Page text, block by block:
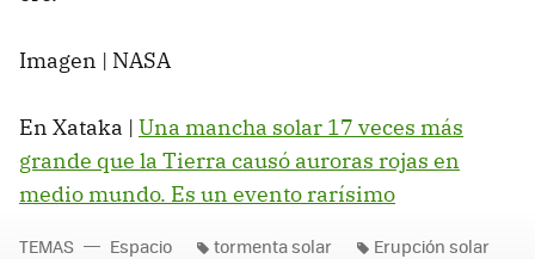
Imagen | NASA
En Xataka | Una mancha solar 17 veces más
grande que la Tierra causó auroras rojas en
medio mundo. Es un evento rarísimo
TEMAS Espacio tormenta solar Erupción solar